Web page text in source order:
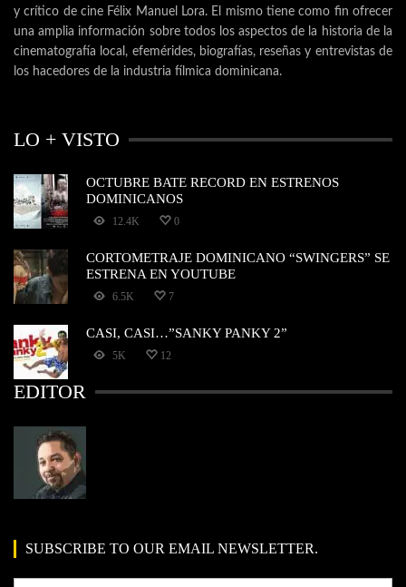
y crítico de cine Félix Manuel Lora. El mismo tiene como fin ofrecer
una amplia información sobre todos los aspectos de la historia de la
cinematografía local, efemérides, biografías, reseñas y entrevistas de
los hacedores de la industria fílmica dominicana.
LO + VISTO
OCTUBRE BATE RECORD EN ESTRENOS
DOMINICANOS
12.4K 0
CORTOMETRAJE DOMINICANO “SWINGERS” SE
ESTRENA EN YOUTUBE
6.5K 7
CASI, CASI…”SANKY PANKY 2”
5K 12
EDITOR
SUBSCRIBE TO OUR EMAIL NEWSLETTER.